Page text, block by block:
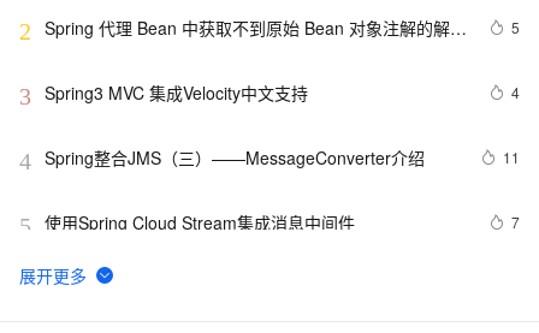
2 Spring 代理 Bean 中获取不到原始 Bean 对象注解的解决
5
3 Spring3 MVC 集成Velocity中文支持 4
4 Spring整合JMS（三）——MessageConverter介绍 11
5 使用Spring Cloud Stream集成消息中间件 7
6
SpringCloud启动报错：Error creating bean with name